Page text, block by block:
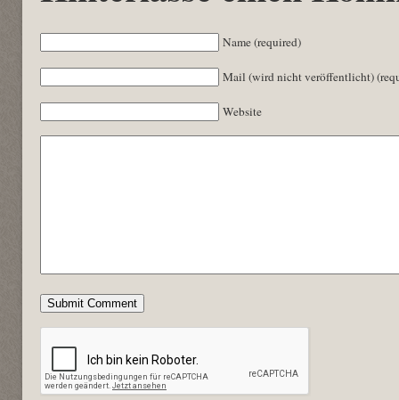
Name (required)
Mail (wird nicht veröffentlicht)
Website